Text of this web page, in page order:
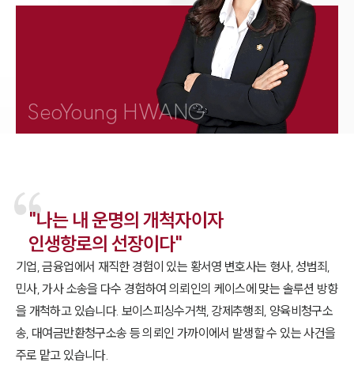
SeoYoung HWANG
"나는 내 운명의 개척자이자
인생항로의 선장이다"
기업, 금융업에서 재직한 경험이 있는 황서영 변호사는 형사, 성범죄,
민사, 가사 소송을 다수 경험하여 의뢰인의 케이스에 맞는 솔루션 방향
을 개척하고 있습니다. 보이스피싱수거책, 강제추행죄, 양육비청구소
송, 대여금반환청구소송 등 의뢰인 가까이에서 발생할 수 있는 사건을
주로 맡고 있습니다.